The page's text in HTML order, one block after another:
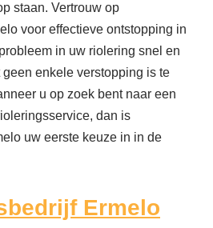
staan. Vertrouw op
voor effectieve ontstopping in
in uw riolering snel en
enkele verstopping is te
u op zoek bent naar een
dan is
uw eerste keuze in in de
Ermelo